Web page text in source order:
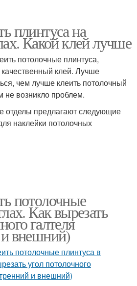
плинтуса на
Какой клей лучше
потолочные плинтуса,
клей. Лучше
чем лучше клеить потолочный
не возникло проблем.
отделы предлагают следующие
наклейки потолочных
потолочные
Как вырезать
галтеля
внешний)